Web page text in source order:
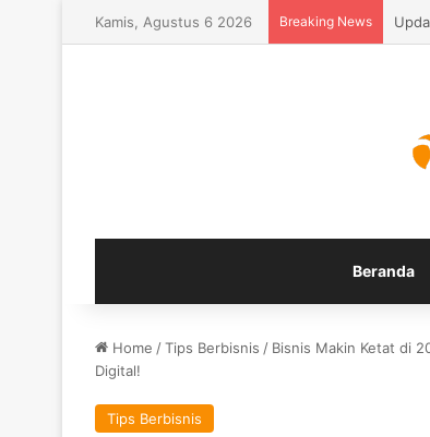
Kamis, Agustus 6 2026 Breaking News
Beranda
Home /Tips Berbisnis / Bisnis Makin Ketat di
Digital!
Tips Berbisnis